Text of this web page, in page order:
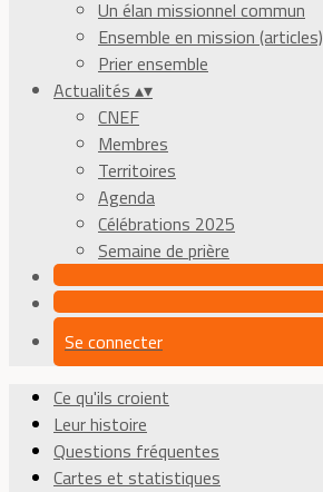
Un élan missionnel commun
Ensemble en mission (articles)
Prier ensemble
Actualités ▴▾
CNEF
Membres
Territoires
Agenda
Célébrations 2025
Semaine de prière
Se connecter
Ce qu'ils croient
Leur histoire
Questions fréquentes
Cartes et statistiques